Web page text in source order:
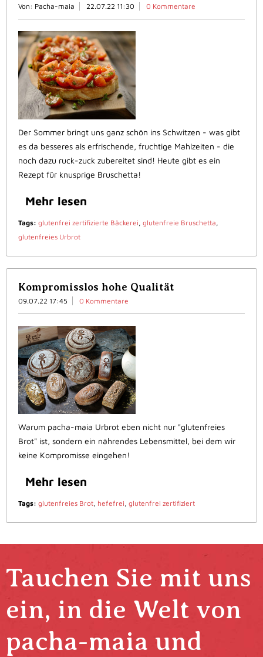
Von: Pacha-maia 22.07.22 11:30 0 Kommentare
Der Sommer bringt uns ganz schön ins Schwitzen - was gibt
es da besseres als erfrischende, fruchtige Mahlzeiten - die
noch dazu ruck-zuck zubereitet sind! Heute gibt es ein
Rezept für knusprige Bruschetta!
Mehr lesen
Tags: glutenfrei zertifizierte Bäckerei, glutenfreie Bruschetta,
glutenfreies Urbrot
Kompromisslos hohe Qualität
09.07.22 17:45 0 Kommentare
Warum pacha-maia Urbrot eben nicht nur "glutenfreies
Brot" ist, sondern ein nährendes Lebensmittel, bei dem wir
keine Kompromisse eingehen!
Mehr lesen
Tags: glutenfreies Brot, hefefrei, glutenfrei zertifiziert
Tauchen Sie mit uns
ein, in die Welt von
pacha-maia und